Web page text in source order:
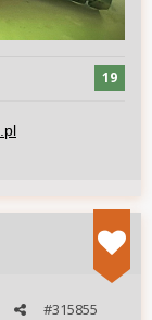
19
#315855